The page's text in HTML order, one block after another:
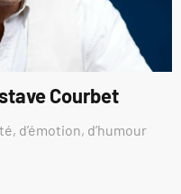
Courbet
d’émotion, d’humour